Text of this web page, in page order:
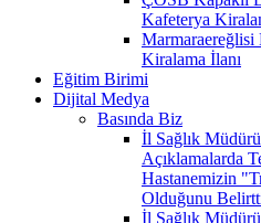
Kafeterya
Marmaraereğlisi
Kiralama İlanı
Eğitim Birimi
Dijital Medya
Basında Biz
İl Sağlık
Açıklamalarda
Hastanemizin
Olduğunu
İl Sağlık